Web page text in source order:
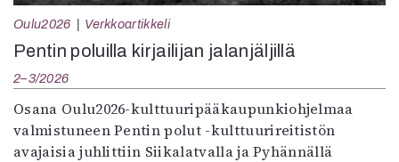
Oulu2026 Verkkoartikkeli
Pentin poluilla kirjailijan jalanjäljillä
2–3/2026
Osana Oulu2026-kulttuuripääkaupunkiohjelmaa
valmistuneen Pentin polut -kulttuurireitistön
avajaisia juhlittiin Siikalatvalla ja Pyhännällä